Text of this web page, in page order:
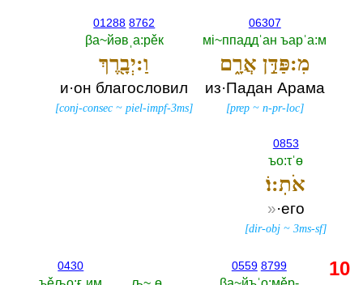
06307
мi~ппаддˈан ъарˈа:м
מִ:פַּדַּ֣ן אֲרָ֑ם
из·Падан Арама
[prep~ n-pr-loc]
01288 8762
βа~йәвˌа:рěк
וַ:יְבָ֖רֶךְ
и·он благословил
[conj-consec ~piel-impf-3ms]
0853
ъо:τˈө
אֹתֽ:וֹ׃
»·его
[dir-obj ~3ms-sf]
0559 8799
0430 10